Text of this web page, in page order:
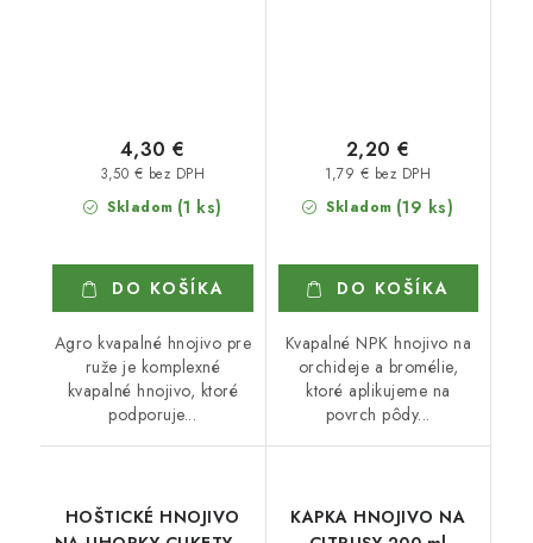
Skladom (1 ks)
3,50 € bez DPH
4,30 €
DO KOŠÍKA
Agro kvapalné hnojivo pre
ruže je komplexné
kvapalné hnojivo, ktoré
podporuje...
Skladom (19 ks)
1,79 € bez DPH
2,20 €
DO KOŠÍKA
Kvapalné NPK hnojivo na
orchideje a bromélie,
ktoré aplikujeme na
povrch pôdy...
HOŠTICKÉ HNOJIVO
KAPKA HNOJIVO NA